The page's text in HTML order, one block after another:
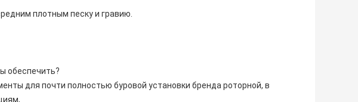
плотным песку и гравию.
обеспечить?
для почти полностью буровой установки бренда роторной, в